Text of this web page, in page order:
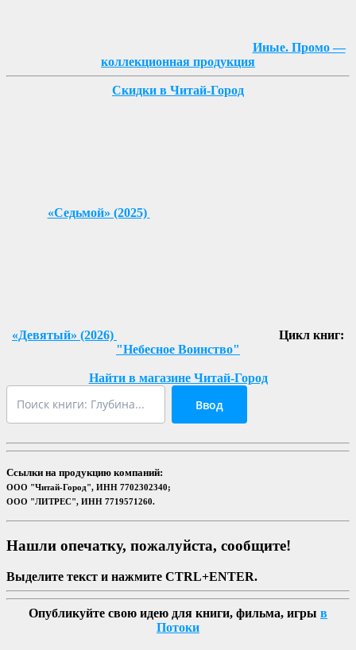
Иные. Промо —
коллекционная продукция
Скидки в Читай-Город
«Седьмой» (2025)
«Девятый» (2026)
Цикл книг:
"Небесное Воинство"
Найти в магазине Читай-Город
Ввод
Ссылки на продукцию компаний:
ООО "Читай-Город", ИНН 7702302340;
ООО "ЛИТРЕС", ИНН 7719571260.
Нашли опечатку, пожалуйста, сообщите!
Выделите текст и нажмите CTRL+ENTER.
Опубликуйте свою идею для книги, фильма, игры в
Потоки